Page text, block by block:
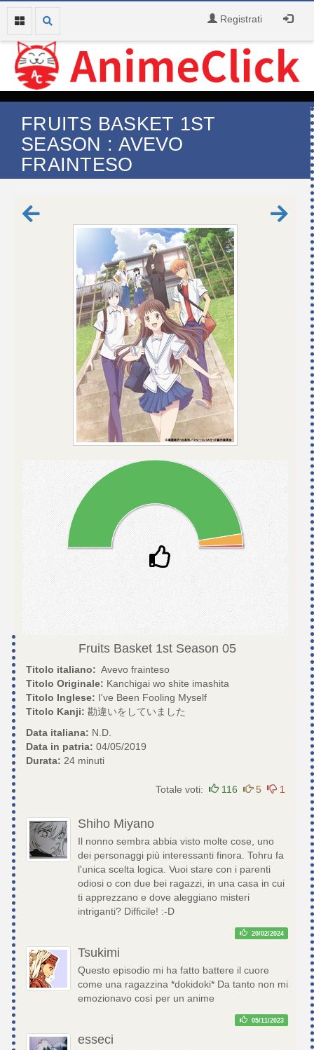
Registrati
FRUITS BASKET 1ST
SEASON : AVEVO
FRAINTESO
Fruits Basket 1st Season 05
Titolo italiano: Avevo frainteso
Titolo Originale: Kanchigai wo shite imashita
Titolo Inglese: I've Been Fooling Myself
Titolo Kanji: 勘違いをしていました
Data italiana: N.D.
Data in patria: 04/05/2019
Durata: 24 minuti
Totale voti: 116 5 1
Shiho Miyano
Il nonno sembra abbia visto molte cose, uno
dei personaggi più interessanti finora. Tohru fa
l'unica scelta logica. Vuoi stare con i parenti
odiosi o con due bei ragazzi, in una casa in cui
ti apprezzano e dove aleggiano misteri
intriganti? Difficile! :-D
20/02/2024
Tsukimi
Questo episodio mi ha fatto battere il cuore
come una ragazzina *dokidoki* Da tanto non mi
emozionavo così per un anime
05/11/2023
esseci